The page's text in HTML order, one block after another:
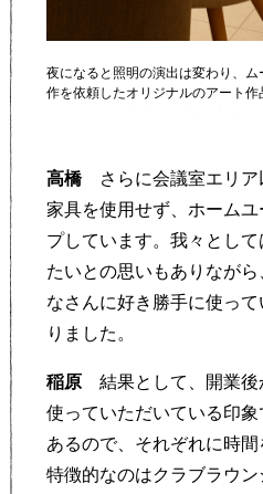
夜になると照明の演出は変わり、
作を依頼したオリジナルのアート作
高橋さらに会議室エリア
家具を使用せず、ホーム
プしています。我々とし
たいとの思いもありなが
なさんに好き勝手に使っ
りました。
稲原 結果として、開業後
使っていただいている印
あるので、それぞれに時
特徴的なのはクラブラウ